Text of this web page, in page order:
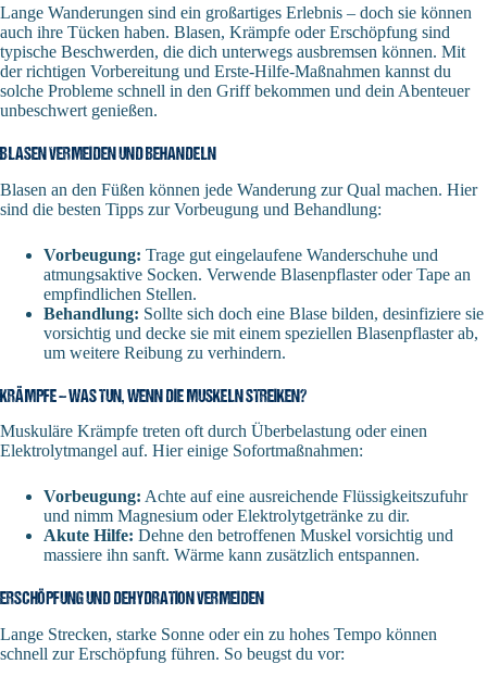
Lange Wanderungen sind ein großartiges Erlebnis – doch sie können
auch ihre Tücken haben. Blasen, Krämpfe oder Erschöpfung sind
typische Beschwerden, die dich unterwegs ausbremsen können. Mit
der richtigen Vorbereitung und Erste-Hilfe-Maßnahmen kannst du
solche Probleme schnell in den Griff bekommen und dein Abenteuer
unbeschwert genießen.
BLASEN VERMEIDEN UND BEHANDELN
Blasen an den Füßen können jede Wanderung zur Qual machen. Hier
sind die besten Tipps zur Vorbeugung und Behandlung:
Vorbeugung: Trage gut eingelaufene Wanderschuhe und
atmungsaktive Socken. Verwende Blasenpflaster oder Tape an
empfindlichen Stellen.
Behandlung: Sollte sich doch eine Blase bilden, desinfiziere sie
vorsichtig und decke sie mit einem speziellen Blasenpflaster ab,
um weitere Reibung zu verhindern.
KRÄMPFE – WAS TUN, WENN DIE MUSKELN STREIKEN?
Muskuläre Krämpfe treten oft durch Überbelastung oder einen
Elektrolytmangel auf. Hier einige Sofortmaßnahmen:
Vorbeugung: Achte auf eine ausreichende Flüssigkeitszufuhr
und nimm Magnesium oder Elektrolytgetränke zu dir.
Akute Hilfe: Dehne den betroffenen Muskel vorsichtig und
massiere ihn sanft. Wärme kann zusätzlich entspannen.
ERSCHÖPFUNG UND DEHYDRATION VERMEIDEN
Lange Strecken, starke Sonne oder ein zu hohes Tempo können
schnell zur Erschöpfung führen. So beugst du vor: